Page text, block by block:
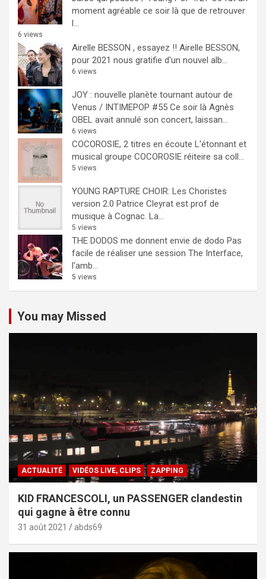
moment agréable ce soir là que de retrouver
l...
6 views
Airelle BESSON , essayez !! Airelle BESSON,
pour 2021 nous gratifie d'un nouvel alb...
6 views
JOY : nouvelle planète tournant autour de
Venus / INTIMEPOP #55 Ce soir là Agnès
OBEL avait annulé son concert, laissan...
6 views
COCOROSIE, 2 titres en écoute L'étonnant et
musical groupe COCOROSIE réiteire sa coll...
5 views
YOUNG RAPTURE CHOIR: Les Choristes
version 2.0 Patrice Cleyrat est prof de
musique à Cognac. La...
5 views
THE DODOS me donnent envie de dodo Pas
facile de réaliser une session The Interface,
l'amb...
5 views
You may Missed
ACTUALITÉ VIDÉOS LIVE, CLIPS ZAPPING
KID FRANCESCOLI, un PASSENGER clandestin
qui gagne à être connu
31 août 2021 abds69